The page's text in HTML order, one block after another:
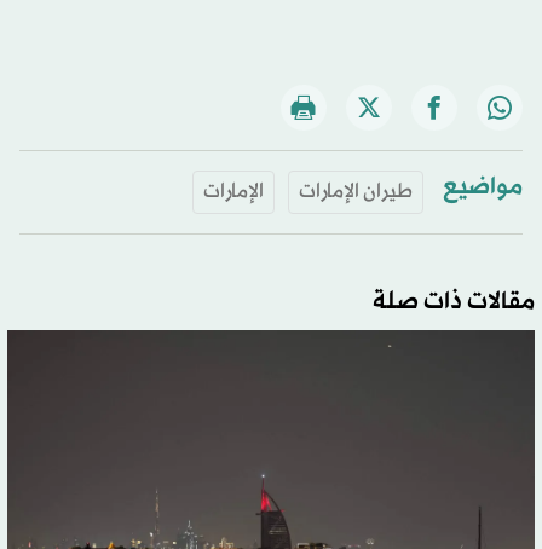
مواضيع طيران الإمارات الإمارات
مقالات ذات صلة